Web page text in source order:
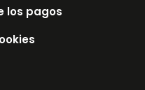
los pagos